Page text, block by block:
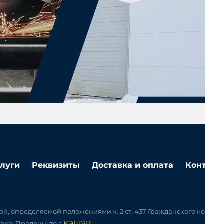
Реквизиты Доставка и оплата
определяемой положениями ч. 2 ст. 437 Гражданского